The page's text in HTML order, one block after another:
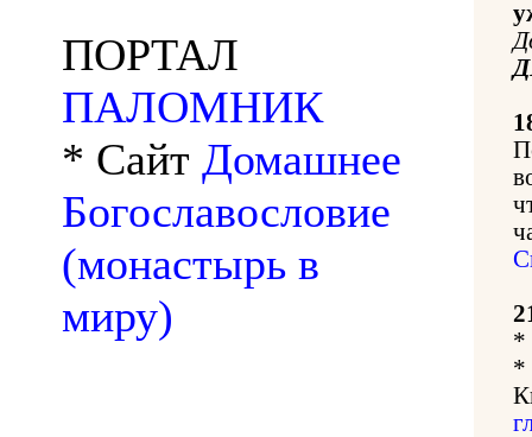
ПОРТАЛ
ПАЛОМНИК
* Сайт Домашнее
Богославословие
(монастырь в
миру)
*
*